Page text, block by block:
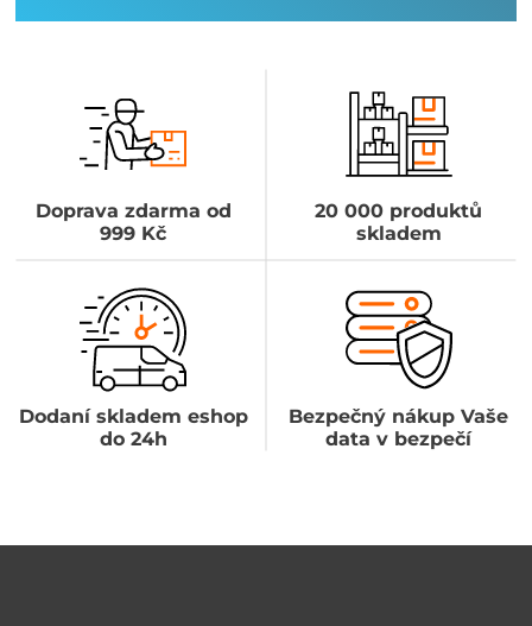
Doprava zdarma od
999 Kč
20 000 produktů
skladem
Dodaní skladem eshop
do 24h
Bezpečný nákup Vaše
data v bezpečí